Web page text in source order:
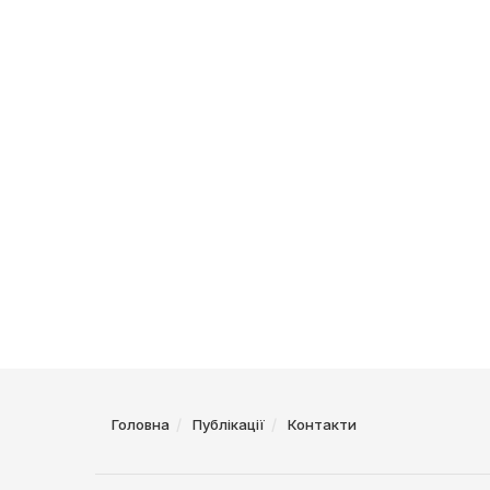
Головна Публікації Контакти